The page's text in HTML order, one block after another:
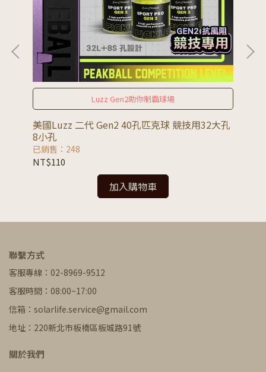
Luzz Gen2助你制霸球場
美國Luzz 二代 Gen2 40孔匹克球 競技用32大孔
8小孔
已銷售：248
NT$110
加入購物車
聯繫方式
客服專線：02-8969-9512
客服時間：08:00~17:00
信箱：solarlife.service@gmail.com
地址：220新北市板橋區板城路91號
關於我們